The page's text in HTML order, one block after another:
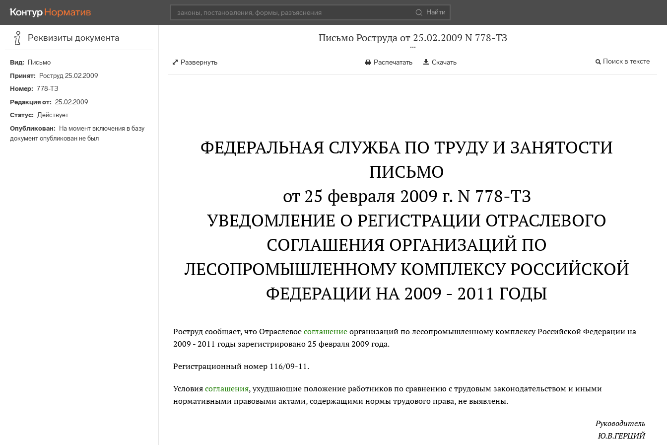
Найти
Реквизиты документа
Вид
Письмо
Принят
Роструд 25.02.2009
Номер
778-ТЗ
Редакция от
25.02.2009
Статус
Действует
Опубликован
На момент включения в базу
документ опубликован не был
Письмо Роструда от 25.02.2009 N 778-ТЗ
Развернуть Распечатать Скачать Поиск в тексте
ФЕДЕРАЛЬНАЯ СЛУЖБА ПО ТРУДУ И ЗАНЯТОСТИ
ПИСЬМО
от 25 февраля 2009 г. N 778-ТЗ
УВЕДОМЛЕНИЕ О РЕГИСТРАЦИИ ОТРАСЛЕВОГО
СОГЛАШЕНИЯ ОРГАНИЗАЦИЙ ПО
ЛЕСОПРОМЫШЛЕННОМУ КОМПЛЕКСУ РОССИЙСКОЙ
ФЕДЕРАЦИИ НА 2009 - 2011 ГОДЫ
Роструд сообщает, что Отраслевое соглашениеорганизаций по лесопромышленному комплексу Российской Федерации на
2009 - 2011 годы зарегистрировано 25 февраля 2009 года.
Регистрационный номер 116/09-11.
Условия соглашения, ухудшающие положение работников по сравнению с трудовым законодательством и иными
нормативными правовыми актами, содержащими нормы трудового права, не выявлены.
Руководитель
Ю.В.ГЕРЦИЙ